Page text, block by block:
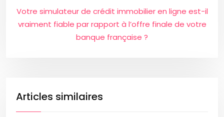
Votre simulateur de crédit immobilier en ligne est-il
vraiment fiable par rapport à l’offre finale de votre
banque française ?
Articles similaires